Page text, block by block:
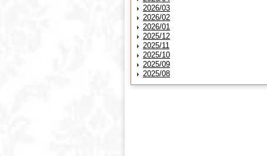
2026/03
2026/02
2026/01
2025/12
2025/11
2025/10
2025/09
2025/08